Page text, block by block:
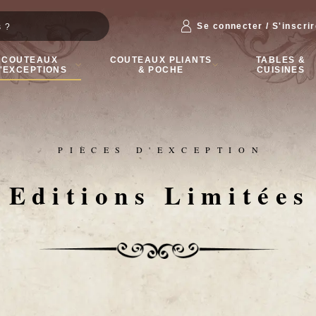
Se connecter /
COUTEAUX
COUTEAUX PLIANTS
& POCHE
TABLES &
CUISINES
PIÈCES D'EXCEPTION
Editions Limitées